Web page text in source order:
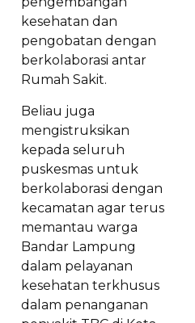
kesehatan dan
pengobatan dengan
berkolaborasi antar
Rumah Sakit.
Beliau juga
mengistruksikan
kepada seluruh
puskesmas untuk
berkolaborasi dengan
kecamatan agar terus
memantau warga
Bandar Lampung
dalam pelayanan
kesehatan terkhusus
dalam penanganan